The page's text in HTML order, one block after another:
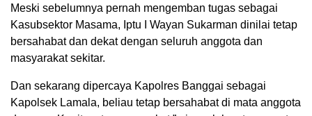
Meski sebelumnya pernah mengemban tugas sebagai
Kasubsektor Masama, Iptu I Wayan Sukarman dinilai tetap
bersahabat dan dekat dengan seluruh anggota dan
masyarakat sekitar.
Dan sekarang dipercaya Kapolres Banggai sebagai
Kapolsek Lamala, beliau tetap bersahabat di mata anggota